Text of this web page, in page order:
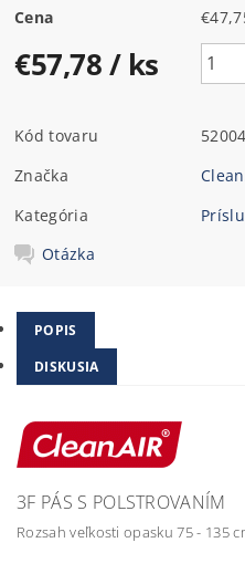
Cena
€57,78/ ks
Kód tovaru
Značka
Kategória
Otázka
POPIS
DISKUSIA
3F PÁS S POLSTROVANÍM
Rozsah veľkosti opasku 75 - 135